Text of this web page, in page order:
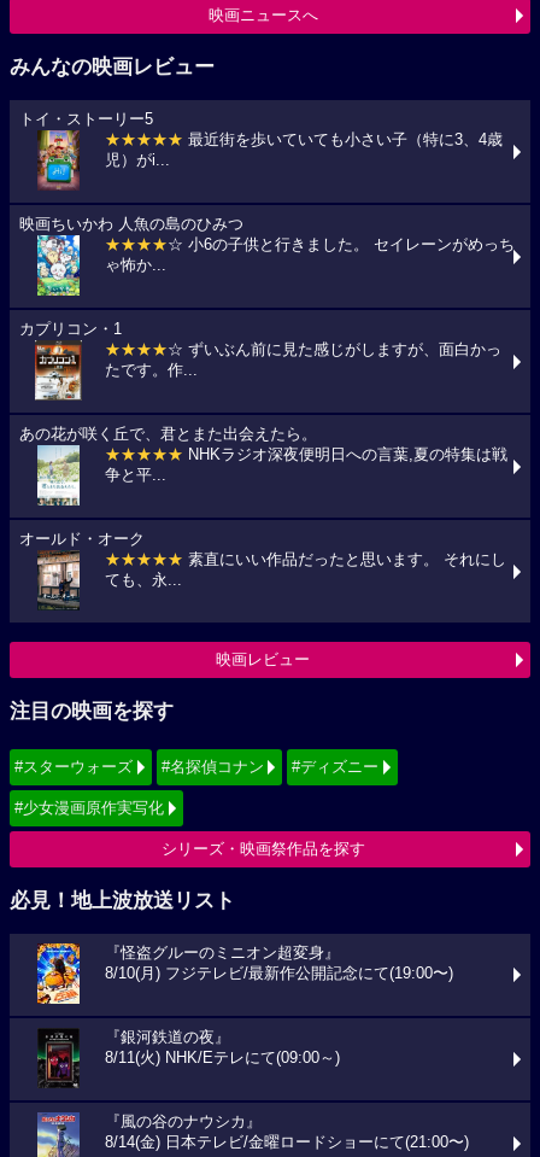
映画ニュースへ
みんなの映画レビュー
トイ・ストーリー5
★★★★★ 最近街を歩いていても小さい子（特に3、4歳
児）がi...
映画ちいかわ 人魚の島のひみつ
★★★★☆ 小6の子供と行きました。 セイレーンがめっち
ゃ怖か...
カプリコン・1
★★★★☆ ずいぶん前に見た感じがしますが、面白かっ
たです。作...
あの花が咲く丘で、君とまた出会えたら。
★★★★★ NHKラジオ深夜便明日への言葉,夏の特集は戦
争と平...
オールド・オーク
★★★★★ 素直にいい作品だったと思います。 それにし
ても、永...
映画レビュー
注目の映画を探す
#スターウォーズ #名探偵コナン #ディズニー
#少女漫画原作実写化
シリーズ・映画祭作品を探す
必見！地上波放送リスト
『怪盗グルーのミニオン超変身』
8/10(月) フジテレビ/最新作公開記念にて(19:00〜)
『銀河鉄道の夜』
8/11(火) NHK/Eテレにて(09:00～)
『風の谷のナウシカ』
8/14(金) 日本テレビ/金曜ロードショーにて(21:00〜)